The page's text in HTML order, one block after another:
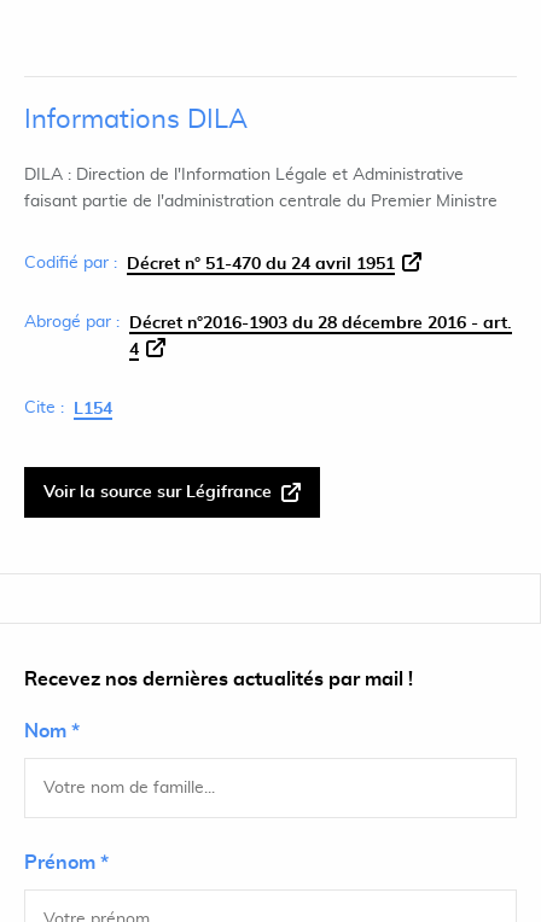
Informations DILA
DILA : Direction de l'Information Légale et Administrative
faisant partie de l'administration centrale du Premier Ministre
Codifié par : Décret n° 51-470 du 24 avril 1951
Abrogé par :
Décret n°2016-1903 du 28 décembre 2016 - art.
4
Cite : L154
Voir la source sur Légifrance
Recevez nos dernières actualités par mail !
Nom *
Prénom *